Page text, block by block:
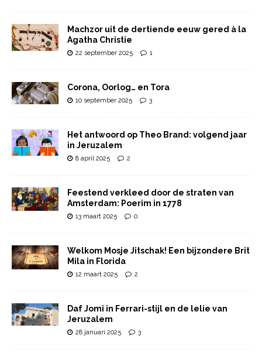
Machzor uit de dertiende eeuw gered à la
Agatha Christie
22 september 2025 1
Corona, Oorlog… en Tora
10 september 2025 3
Het antwoord op Theo Brand: volgend jaar
in Jeruzalem
8 april 2025 2
Feestend verkleed door de straten van
Amsterdam: Poerim in 1778
13 maart 2025 0
Welkom Mosje Jitschak! Een bijzondere Brit
Mila in Florida
12 maart 2025 2
Daf Jomi in Ferrari-stijl en de lelie van
Jeruzalem
28 januari 2025 3